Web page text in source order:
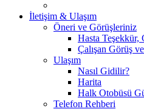
İletişim & Ulaşım
Öneri ve Görüşleriniz
Hasta Teşekkür,
Çalışan Görüş
Ulaşım
Nasıl Gidilir?
Harita
Halk Otobüsü
Telefon Rehberi